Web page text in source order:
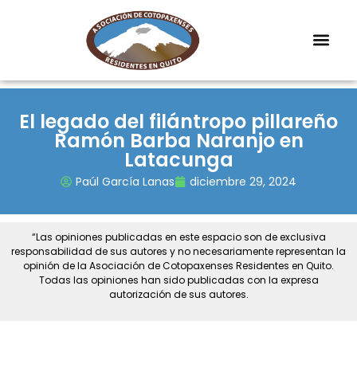
El legado del filántropo pillareño
Ramón Barba Naranjo en
Latacunga
Paúl García Lanas diciembre 29, 2024
“Las opiniones publicadas en este espacio son de exclusiva
responsabilidad de sus autores y no necesariamente representan la
opinión de la Asociación de Cotopaxenses Residentes en Quito.
Todas las opiniones han sido publicadas con la expresa
autorización de sus autores.